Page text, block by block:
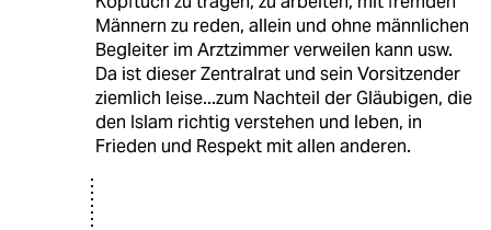
Männern zu reden, allein und ohne männlichen
Begleiter im Arztzimmer verweilen kann usw.
Da ist dieser Zentralrat und sein Vorsitzender
ziemlich leise...zum Nachteil der Gläubigen, die
den Islam richtig verstehen und leben, in
Frieden und Respekt mit allen anderen.